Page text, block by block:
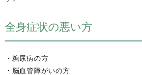
全身症状の悪い方
・糖尿病の方
・脳血管障がいの方